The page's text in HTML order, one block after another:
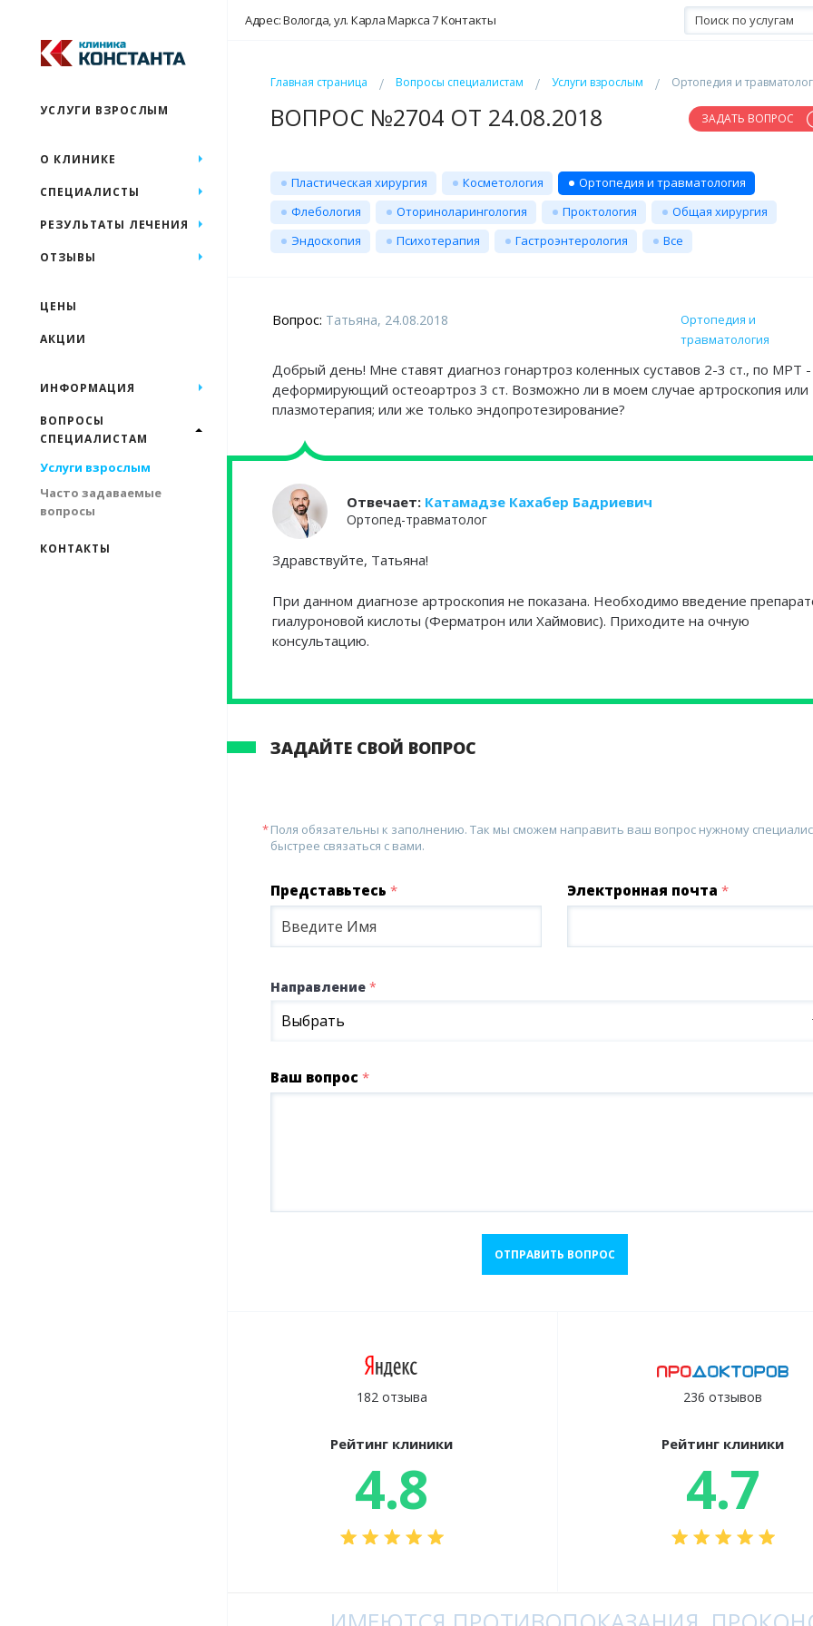
Адрес: Вологда, ул. Карла Маркса 7Контакты
Главная страница Вопросы специалистам Услуги взрослым Ортопедия и
ВОПРОС №2704 ОТ 24.08.2018 ЗАДАТЬ ВОПРОС
Пластическая хирургия Косметология
Ортопедия и травматология
Флебология
Оториноларингология Проктология
Общая хирургия
Эндоскопия
Психотерапия Гастроэнтерология Все
Вопрос: Татьяна, 24.08.2018
Ортопедия и
травматология
Добрый день! Мне ставят диагноз гонартроз коленных суставов 2-3 ст., по МРТ -
деформирующий остеоартроз 3 ст. Возможно ли в моем случае артроскопия или
плазмотерапия; или же только эндопротезирование?
Отвечает: Катамадзе Кахабер Бадриевич
Ортопед-травматолог
Здравствуйте, Татьяна!
При данном диагнозе артроскопия не показана. Необходимо введение
гиалуроновой кислоты (Ферматрон или Хаймовис). Приходите на очную
консультацию.
ЗАДАЙТЕ СВОЙ ВОПРОС
Поля обязательны к заполнению. Так мы сможем направить ваш вопрос нужному
быстрее связаться с вами.
Представьтесь * Электронная почта*
Направление *
Выбрать
Ваш вопрос *
ОТПРАВИТЬ ВОПРОС
182 отзыва
Рейтинг клиники
4.8
236 отзывов
Рейтинг клиники
4.7
УСЛУГИ ВЗРОСЛЫМ
О КЛИНИКЕ
СПЕЦИАЛИСТЫ
РЕЗУЛЬТАТЫ ЛЕЧЕНИЯ
ОТЗЫВЫ
ЦЕНЫ
АКЦИИ
ИНФОРМАЦИЯ
ВОПРОСЫ
СПЕЦИАЛИСТАМ
Услуги взрослым
Часто задаваемые
вопросы
КОНТАКТЫ